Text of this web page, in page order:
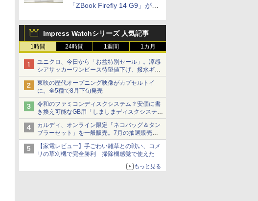
「ZBook Firefly 14 G9」が
セール
Impress Watchシリーズ 人気記事
1時間 24時間 1週間 1カ月
ユニクロ、今日から「お盆特別セール」。涼感
シアサッカーワンピース待望値下げ、撥水ギア
ショーツは1990円に
東映の歴代オープニング映像がカプセルトイ
に。全5種で8月下旬発売
令和のファミコンディスクシステム？安価に書
き換え可能なGB用「しましまディスクシステ
ム」
カルディ、オンライン限定「ネコバッグ＆タン
ブラーセット」を一般販売。7月の抽選販売の
当選無効分
【家電レビュー】手ごわい雑草との戦い、コメ
リの草刈機で完全勝利 掃除機感覚で使えた
もっと見る